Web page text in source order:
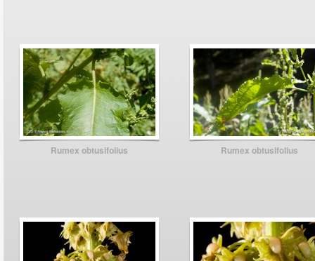
Rumex obtusifolius Rumex obtusifolius